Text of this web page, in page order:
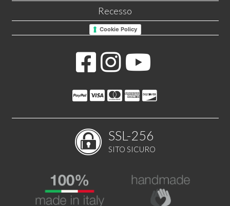
Recesso
Cookie Policy
SSL-256
SITO SICURO